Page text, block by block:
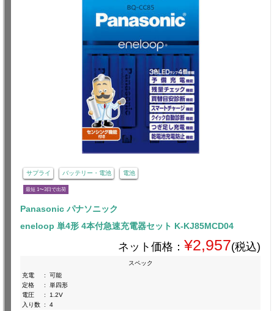
サプライ バッテリー・電池 電池
最短 1〜3日で出荷
Panasonic パナソニック
eneloop 単4形 4本付急速充電器セット K-KJ85MCD04
ネット価格： ¥2,957(税込)
スペック
充電
:
可能
定格
:
単四形
電圧
:
1.2V
入り数 : 4